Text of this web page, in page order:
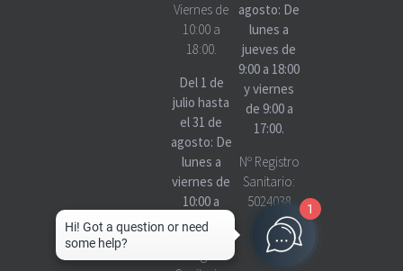
Viernes de
10:00 a
18:00.
Del 1 de
julio hasta
el 31 de
agosto: De
lunes a
viernes de
10:00 a
18:00
Nº Registro
agosto: De
lunes a
jueves de
9:00 a 18:00
y viernes
de 9:00 a
17:00.
Nº Registro
Sanitario:
5024038
1